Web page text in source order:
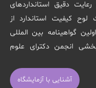
رعایت دقیق استانداردهای
لوح کیفیت استاندارد از
گواهینامه بین المللی
از نهاد اعتباربخشی انجمن دکترای علوم
آشنایی با آزمایشگاه